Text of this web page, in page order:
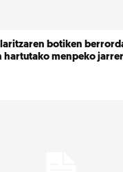
botiken
hartutako menpeko